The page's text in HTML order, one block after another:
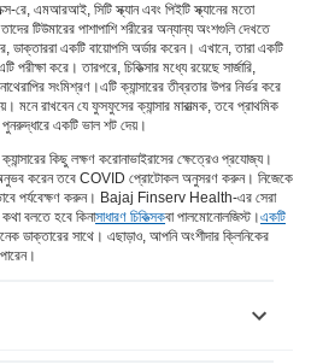
রে, এমআরআই, সিটি স্ক্যান এবং পিইটি স্ক্যানের মতো
টিউমারের পাশাপাশি শরীরের অন্যান্য অংশগুলি দেখতে
ডাক্তাররা একটি বায়োপসি অর্ডার করেন। এখানে, তারা একটি
পরীক্ষা করে। তারপরে, চিকিত্সার মধ্যে রয়েছে সার্জারি,
সংমিশ্রণ।এটি ক্যান্সারের তীব্রতার উপর নির্ভর করে
মনে রাখবেন যে ফুসফুসের ক্যান্সার মারাত্মক, তবে প্রাথমিক
পুনরুদ্ধারে একটি ভাল শট দেয়।
কিছু লক্ষণ করোনাভাইরাসের ক্ষেত্রেও প্রযোজ্য।
অনুভব করেন তবে COVID প্রোটোকল অনুসরণ করুন। নিজেকে
পর্যবেক্ষণ করুন। Bajaj Finserv Health-এর সেরা
বলতে হবে কিনাসাধারণ চিকিত্সকবা পালমোনোলজিস্ট।একটি
ডাক্তারের সাথে। এছাড়াও, আপনি অংশীদার ক্লিনিকের